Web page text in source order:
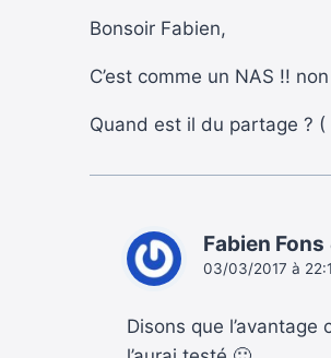
Bonsoir Fabien,
C’est comme un NAS !!
Quand est il du partage ?
Fabien Fons
03/03/2017 à
Disons que